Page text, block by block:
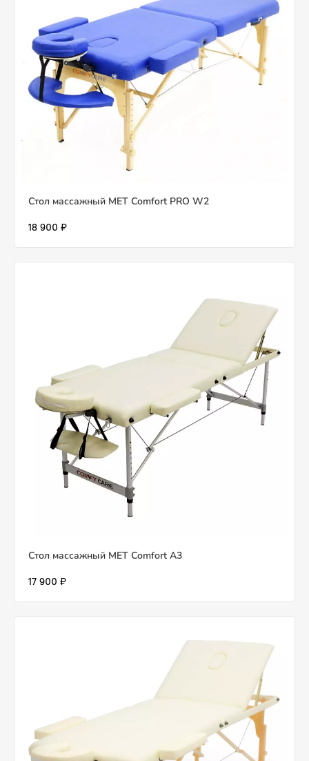
Стол массажный MET Comfort PRO W2
18 900 ₽
Стол массажный MET Comfort A3
17 900 ₽